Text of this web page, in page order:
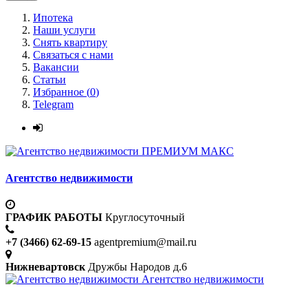
Ипотека
Наши услуги
Снять квартиру
Связаться с нами
Вакансии
Статьи
Избранное (0)
Telegram
ПРЕМИУМ МАКС
Агентство недвижимости
ГРАФИК РАБОТЫ Круглосуточный
+7 (3466) 62-69-15 agentpremium@mail.ru
Нижневартовск Дружбы Народов д.6
Агентство недвижимости